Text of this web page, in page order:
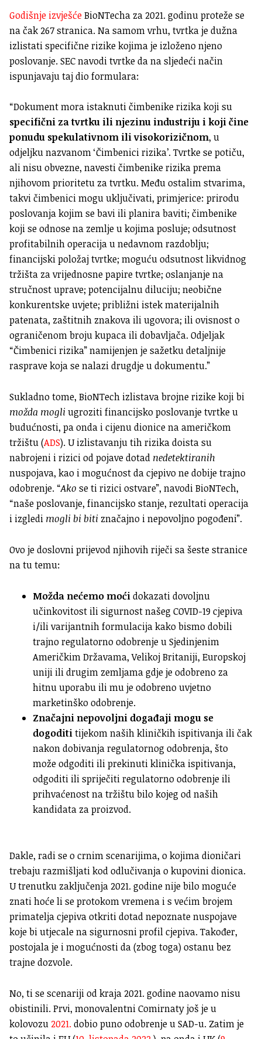
Godišnje izvješćeBioNTecha za 2021. godinu proteže se
na čak 267 stranica. Na samom vrhu, tvrtka je dužna
izlistati specifične rizike kojima je izloženo njeno
poslovanje. SEC navodi tvrtke da na sljedeći način
ispunjavaju taj dio formulara:
“Dokument mora istaknuti čimbenike rizika koji su
specifični za tvrtku ili njezinu industriju i koji čine
ponudu spekulativnom ili visokorizičnom, u
odjeljku nazvanom ‘Čimbenici rizika’. Tvrtke se potiču,
ali nisu obvezne, navesti čimbenike rizika prema
njihovom prioritetu za tvrtku. Među ostalim stvarima,
takvi čimbenici mogu uključivati, primjerice: prirodu
poslovanja kojim se bavi ili planira baviti; čimbenike
koji se odnose na zemlje u kojima posluje; odsutnost
profitabilnih operacija u nedavnom razdoblju;
financijski položaj tvrtke; moguću odsutnost likvidnog
tržišta za vrijednosne papire tvrtke; oslanjanje na
stručnost uprave; potencijalnu diluciju; neobične
konkurentske uvjete; približni istek materijalnih
patenata, zaštitnih znakova ili ugovora; ili ovisnost o
ograničenom broju kupaca ili dobavljača. Odjeljak
“Čimbenici rizika” namijenjen je sažetku detaljnije
rasprave koja se nalazi drugdje u dokumentu.”
Sukladno tome, BioNTech izlistava brojne rizike koji bi
možda mogli ugroziti financijsko poslovanje tvrtke u
budućnosti, pa onda i cijenu dionice na američkom
tržištu (ADS). U izlistavanju tih rizika doista su
nabrojeni i rizici od pojave dotad nedetektiranih
nuspojava, kao i mogućnost da cjepivo ne dobije trajno
odobrenje. “Ako se ti rizici ostvare”, navodi BioNTech,
“naše poslovanje, financijsko stanje, rezultati operacija
i izgledi mogli bi biti značajno i nepovoljno pogođeni”.
Ovo je doslovni prijevod njihovih riječi sa šeste stranice
na tu temu:
Možda nećemo moćidokazati dovoljnu
učinkovitost ili sigurnost našeg COVID-19 cjepiva
i/ili varijantnih formulacija kako bismo dobili
trajno regulatorno odobrenje u Sjedinjenim
Američkim Državama, Velikoj Britaniji, Europskoj
uniji ili drugim zemljama gdje je odobreno za
hitnu uporabu ili mu je odobreno uvjetno
marketinško odobrenje.
Značajni nepovoljni događaji mogu se
dogodititijekom naših kliničkih ispitivanja ili čak
nakon dobivanja regulatornog odobrenja, što
može odgoditi ili prekinuti klinička ispitivanja,
odgoditi ili spriječiti regulatorno odobrenje ili
prihvaćenost na tržištu bilo kojeg od naših
kandidata za proizvod.
Dakle, radi se o crnim scenarijima, o kojima dioničari
trebaju razmišljati kod odlučivanja o kupovini dionica.
U trenutku zaključenja 2021. godine nije bilo moguće
znati hoće li se protokom vremena i s većim brojem
primatelja cjepiva otkriti dotad nepoznate nuspojave
koje bi utjecale na sigurnosni profil cjepiva. Također,
postojala je i mogućnosti da (zbog toga) ostanu bez
trajne dozvole.
No, ti se scenariji od kraja 2021. godine naovamo nisu
obistinili. Prvi, monovalentni Comirnaty još je u
kolovozu 2021.dobio puno odobrenje u SAD-u. Zatim je